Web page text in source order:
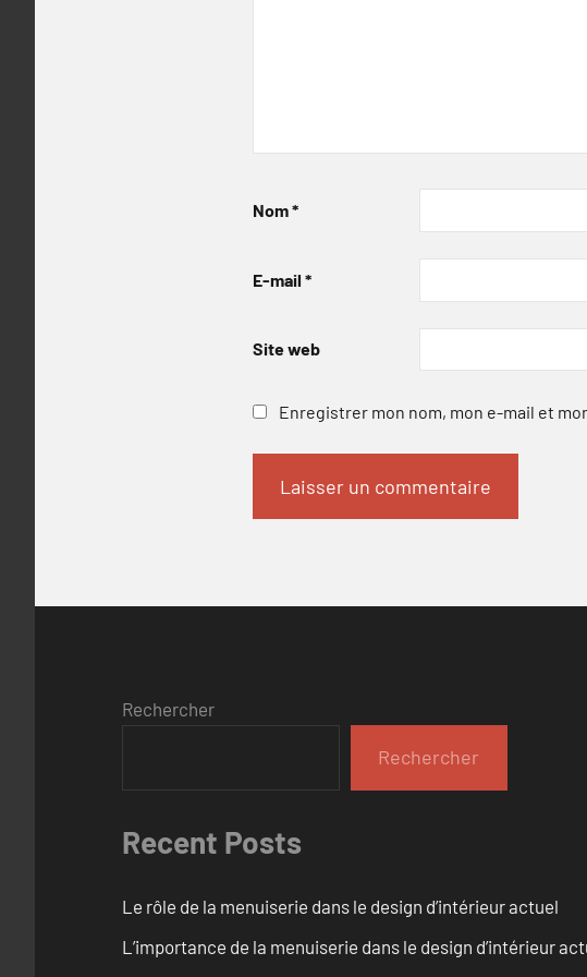
Nom*
E-mail *
Site web
Enregistrer mon nom, mon e-mail et
Rechercher
Rechercher
Recent Posts
Le rôle de la menuiserie dans le design d’intérieur actuel
L’importance de la menuiserie dans le design d’intérieur